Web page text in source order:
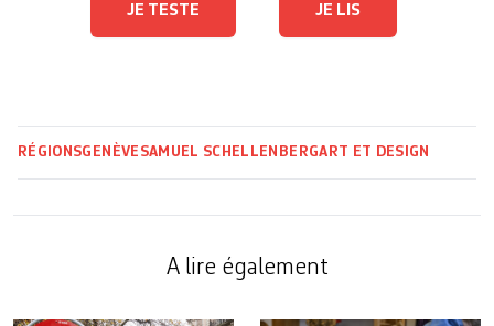
JE TESTE JE LIS
RÉGIONSGENÈVE SAMUEL SCHELLENBERGART ET DESIGN
A lire également